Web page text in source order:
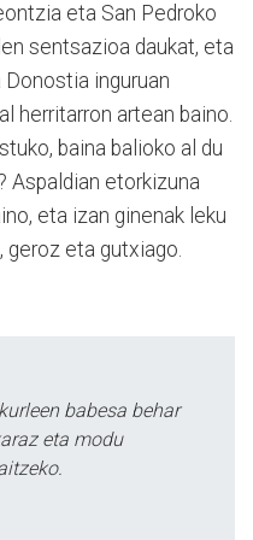
eta San Pedroko
sentsazioa daukat, eta
inguruan
herritarron artean baino.
baina balioko al du
Aspaldian etorkizuna
eta izan ginenak leku
geroz eta gutxiago.
babesa behar
eta modu